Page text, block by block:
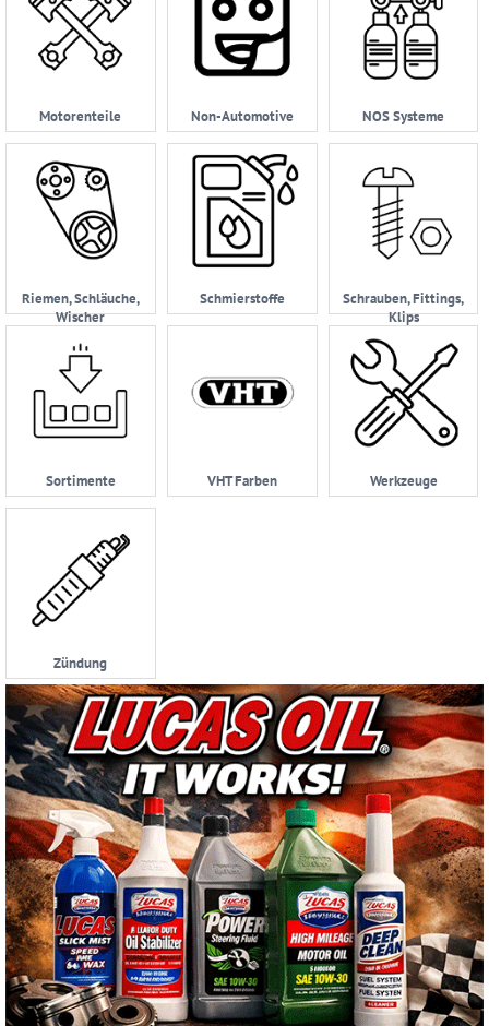
Motorenteile Non-Automotive NOS Systeme
Riemen, Schläuche,
Wischer
Schmierstoffe
Schrauben, Fittings,
Klips
Sortimente VHT Farben Werkzeuge
Zündung